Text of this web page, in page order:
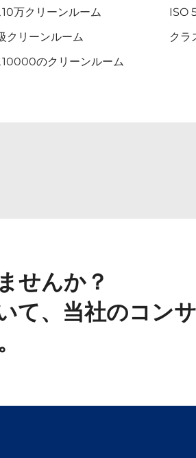
10万クリーンルーム ISO
クリーンルーム クラ
10000のクリーンルーム
せんか？
て、当社のコン